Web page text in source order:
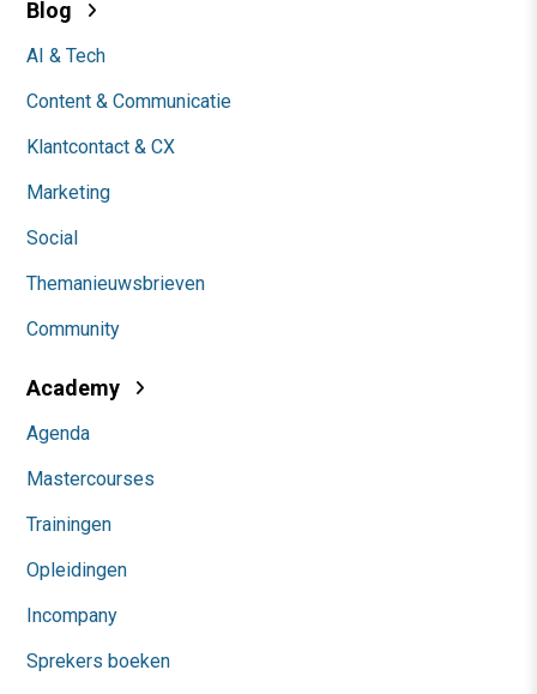
Blog
AI & Tech
Content & Communicatie
Klantcontact & CX
Marketing
Social
Themanieuwsbrieven
Community
Academy
Agenda
Mastercourses
Trainingen
Opleidingen
Incompany
Sprekers boeken